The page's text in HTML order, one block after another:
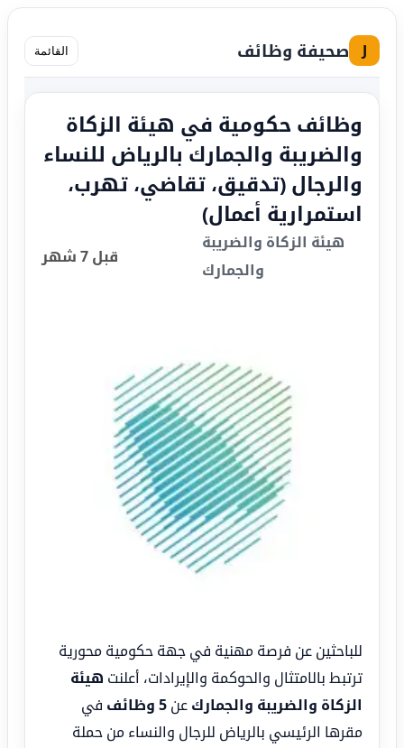
J صحيفة وظائف القائمة
وظائف حكومية في هيئة الزكاة
والضريبة والجمارك بالرياض للنساء
والرجال (تدقيق، تقاضي، تهرب،
استمرارية أعمال)
هيئة الزكاة والضريبة
والجمارك
قبل 7 شهر
للباحثين عن فرصة مهنية في جهة حكومية محورية
ترتبط بالامتثال والحوكمة والإيرادات، أعلنت هيئة
الزكاة والضريبة والجمارك عن 5 وظائف
في
مقرها الرئيسي بالرياض للرجال والنساء من حملة